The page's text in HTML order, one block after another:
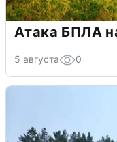
Атака БПЛА
5 августа 0